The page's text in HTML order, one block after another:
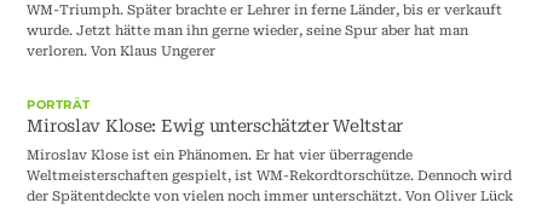
WM-Triumph. Später brachte er Lehrer in ferne Länder, bis er verkauft
wurde. Jetzt hätte man ihn gerne wieder, seine Spur aber hat man
verloren. Von Klaus Ungerer
PORTRÄT
Miroslav Klose: Ewig unterschätzter Weltstar
Miroslav Klose ist ein Phänomen. Er hat vier überragende
Weltmeisterschaften gespielt, ist WM-Rekordtorschütze. Dennoch wird
der Spätentdeckte von vielen noch immer unterschätzt. Von Oliver Lück